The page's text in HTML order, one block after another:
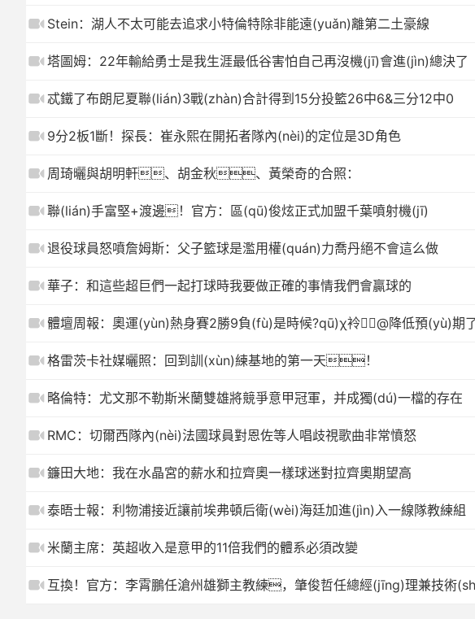
Stein：湖人不太可能去追求小特倫特除非能遠(yuǎn)離第二土豪線
塔圖姆：22年輸給勇士是我生涯最低谷害怕自己再沒機(jī)會進(jìn)總決了
忒鐵了布朗尼夏聯(lián)3戰(zhàn)合計得到15分投籃26中6&三分12中0
9分2板1斷！探長：崔永熙在開拓者隊內(nèi)的定位是3D角色
周琦曬與胡明軒、胡金秋、黃榮奇的合照：
聯(lián)手富堅+渡邊！官方：區(qū)俊炫正式加盟千葉噴射機(jī)
退役球員怒噴詹姆斯：父子籃球是濫用權(quán)力喬丹絕不會這么做
華子：和這些超巨們一起打球時我要做正確的事情我們會贏球的
體壇周報：奧運(yùn)熱身賽2勝9負(fù)是時候?qū)χ袊@降低預(yù)期
格雷茨卡社媒曬照：回到訓(xùn)練基地的第一天！
略倫特：尤文那不勒斯米蘭雙雄將競爭意甲冠軍，并成獨(dú)一檔的存在
RMC：切爾西隊內(nèi)法國球員對恩佐等人唱歧視歌曲非常憤怒
鐮田大地：我在水晶宮的薪水和拉齊奧一樣球迷對拉齊奧期望高
泰晤士報：利物浦接近讓前埃弗頓后衛(wèi)海廷加進(jìn)入一線隊教練組
米蘭主席：英超收入是意甲的11倍我們的體系必須改變
互換！官方：李霄鵬任滄州雄獅主教練，肇俊哲任總經(jīng)理兼技術